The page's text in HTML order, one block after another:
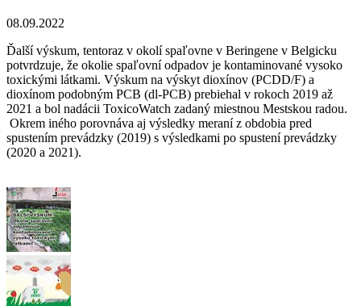
08.09.2022
Ďalší výskum, tentoraz v okolí spaľovne v Beringene v Belgicku
potvrdzuje, že okolie spaľovní odpadov je kontaminované vysoko
toxickými látkami. Výskum na výskyt dioxínov (PCDD/F) a
dioxínom podobným PCB (dl-PCB) prebiehal v rokoch 2019 až
2021 a bol nadácii ToxicoWatch zadaný miestnou Mestskou radou.
Okrem iného porovnáva aj výsledky meraní z obdobia pred
spustením prevádzky (2019) s výsledkami po spustení prevádzky
(2020 a 2021).